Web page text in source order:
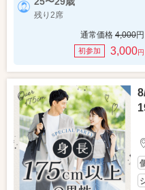
残り2席
通常価格 4,000円
初参加 3,000円